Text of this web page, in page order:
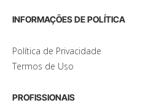
INFORMAÇÕES DE POLÍTICA
Política de Privacidade
Termos de Uso
PROFISSIONAIS